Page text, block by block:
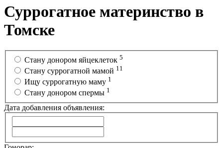
Суррогатное материнство в
Томске
Стану донором яйцеклеток 5
Cтану суррогатной мамой 11
Ищу суррогатную маму 1
Стану донором спермы 1
Дата добавления объявления: